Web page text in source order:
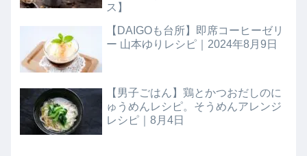
ス】
【DAIGOも台所】即席コーヒーゼリ
ー 山本ゆりレシピ｜2024年8月9日
【男子ごはん】鶏とかつおだしのに
ゅうめんレシピ。そうめんアレンジ
レシピ｜8月4日